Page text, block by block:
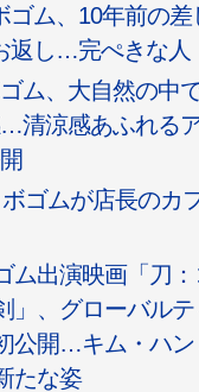
ゴム、10年前の差
返し…完ぺきな人
ム、大自然の中
清涼感あふれる
ゴムが店長のカ
ム出演映画「刀
」、グローバル
公開…キム・ハ
たな姿